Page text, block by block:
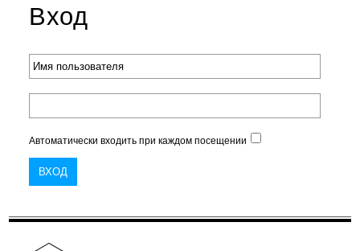
Вход
Автоматически входить при каждом посещении